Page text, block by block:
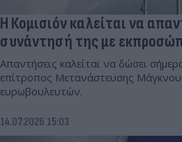
Η Κομισιόν καλείται να
συνάντησή της με
Απαντήσεις καλείται να δώσει
επίτροπος Μετανάστευσης
ευρωβουλευτών.
14.07.2026 15:03